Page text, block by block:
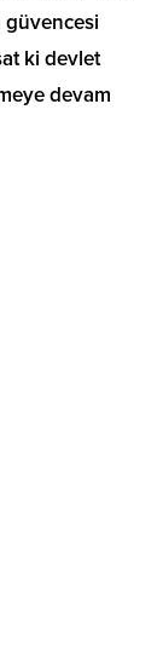
güvencesi
ki devlet
devam